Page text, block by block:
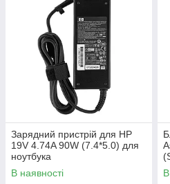
Зарядний пристрій для HP
19V 4.74A 90W (7.4*5.0) для
ноутбука
В наявності